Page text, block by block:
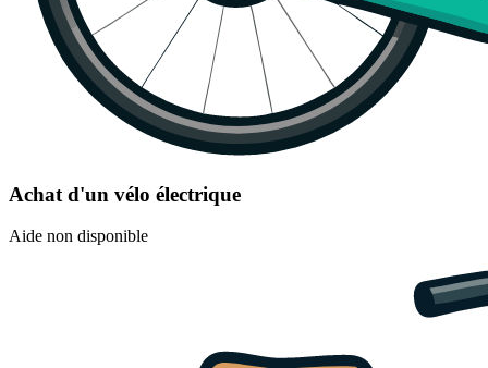
Achat d'un vélo électrique
Aide non disponible